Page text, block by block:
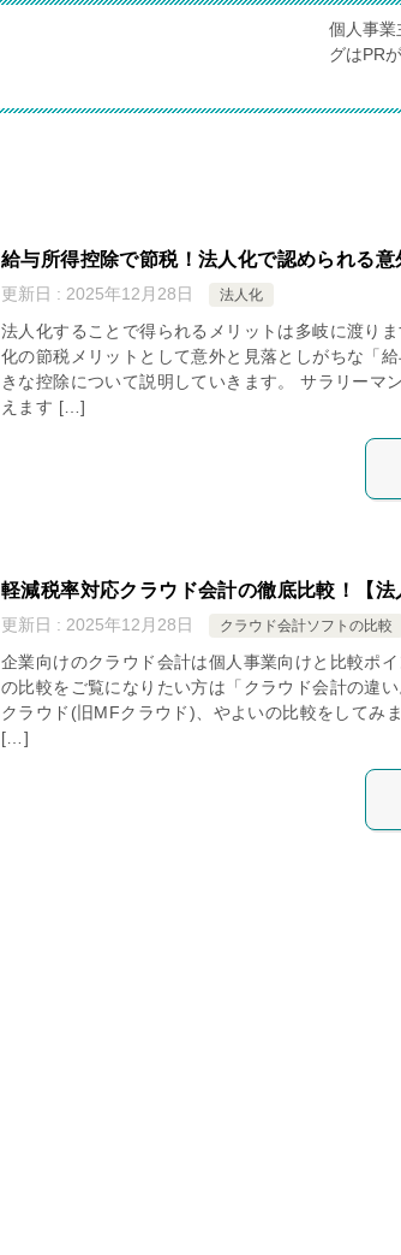
個人事
グはPR
給与所得控除で節税！法人化で認められる意
更新日 : 2025年12月28日 法人化
法人化することで得られるメリットは多岐に渡り
化の節税メリットとして意外と見落としがちな「
きな控除について説明していきます。 サラリーマ
えます […]
軽減税率対応クラウド会計の徹底比較！【法
更新日 : 2025年12月28日 クラウド会計ソフトの比較
企業向けのクラウド会計は個人事業向けと比較ポ
の比較をご覧になりたい方は「クラウド会計の違
クラウド(旧MFクラウド)、やよいの比較をしてみ
[…]